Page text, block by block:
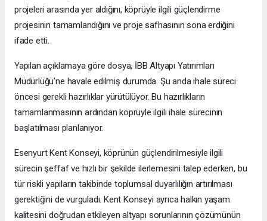
projeleri arasında yer aldığını, köprüyle ilgili güçlendirme
projesinin tamamlandığını ve proje safhasının sona erdiğini
ifade etti.
Yapılan açıklamaya göre dosya, İBB Altyapı Yatırımları
Müdürlüğü’ne havale edilmiş durumda. Şu anda ihale süreci
öncesi gerekli hazırlıklar yürütülüyor. Bu hazırlıkların
tamamlanmasının ardından köprüyle ilgili ihale sürecinin
başlatılması planlanıyor.
Esenyurt Kent Konseyi, köprünün güçlendirilmesiyle ilgili
sürecin şeffaf ve hızlı bir şekilde ilerlemesini talep ederken, bu
tür riskli yapıların takibinde toplumsal duyarlılığın artırılması
gerektiğini de vurguladı. Kent Konseyi ayrıca halkın yaşam
kalitesini doğrudan etkileyen altyapı sorunlarının çözümünün